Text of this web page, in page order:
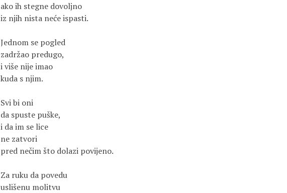
ako ih stegne dovoljno
iz njih nista neće ispasti.
Jednom se pogled
zadržao predugo,
i više nije imao
kuda s njim.
Svi bi oni
da spuste puške,
i da im se lice
ne zatvori
pred nečim što dolazi povijeno.
Za ruku da povedu
uslišenu molitvu